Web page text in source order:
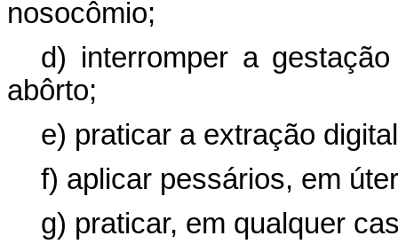
nosocômio;
d) interromper a
abôrto;
e) praticar a extração
f) aplicar pessários, em
g) praticar, em qualquer